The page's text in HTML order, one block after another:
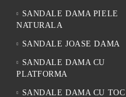
SANDALE DAMA PIELE
NATURALA
SANDALE JOASE DAMA
SANDALE DAMA CU
PLATFORMA
SANDALE DAMA CU TOC